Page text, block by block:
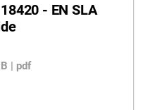
- EN SLA
| pdf